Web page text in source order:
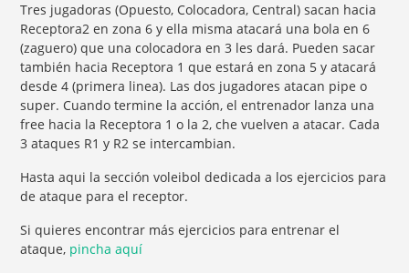
Tres jugadoras (Opuesto, Colocadora, Central) sacan hacia
Receptora2 en zona 6 y ella misma atacará una bola en 6
(zaguero) que una colocadora en 3 les dará. Pueden sacar
también hacia Receptora 1 que estará en zona 5 y atacará
desde 4 (primera linea). Las dos jugadores atacan pipe o
super. Cuando termine la acción, el entrenador lanza una
free hacia la Receptora 1 o la 2, che vuelven a atacar. Cada
3 ataques R1 y R2 se intercambian.
Hasta aqui la sección voleibol dedicada a los ejercicios para
de ataque para el receptor.
Si quieres encontrar más ejercicios para entrenar el
ataque, pincha aquí